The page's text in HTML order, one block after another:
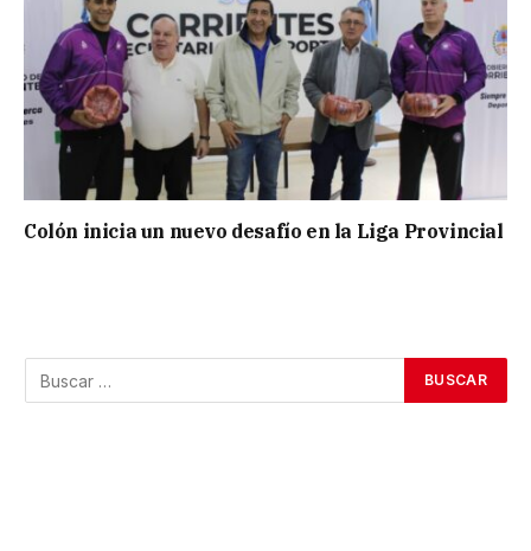
Colón inicia un nuevo desafío en la Liga Provincial